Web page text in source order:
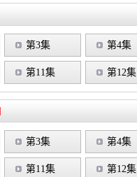
第3集 第4集
第11集 第12集
第3集 第4集
第11集 第12集